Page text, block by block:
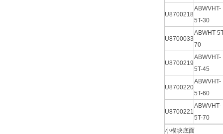
U8700218
ABWVHT-
5T-30
U8700033
ABWHT-
70
U8700219
ABWVHT-
5T-45
U8700220
ABWVHT-
5T-60
U8700221
ABWVHT-
5T-70
小楔块底面